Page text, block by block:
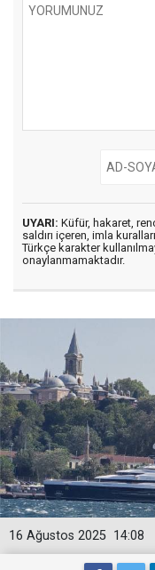
UYARI: Küfür, hakaret,
saldırı içeren, imla
Türkçe karakter
onaylanmamaktadır.
14:08
16 Ağustos 2025